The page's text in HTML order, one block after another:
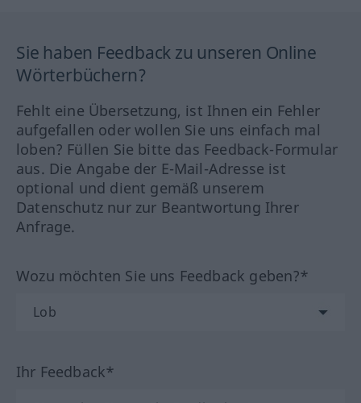
Sie haben Feedback zu unseren Online
Wörterbüchern?
Fehlt eine Übersetzung, ist Ihnen ein Fehler
aufgefallen oder wollen Sie uns einfach mal
loben? Füllen Sie bitte das Feedback-Formular
aus. Die Angabe der E-Mail-Adresse ist
optional und dient gemäß unserem
Datenschutz nur zur Beantwortung Ihrer
Anfrage.
Wozu möchten Sie uns Feedback geben?*
Ihr Feedback*